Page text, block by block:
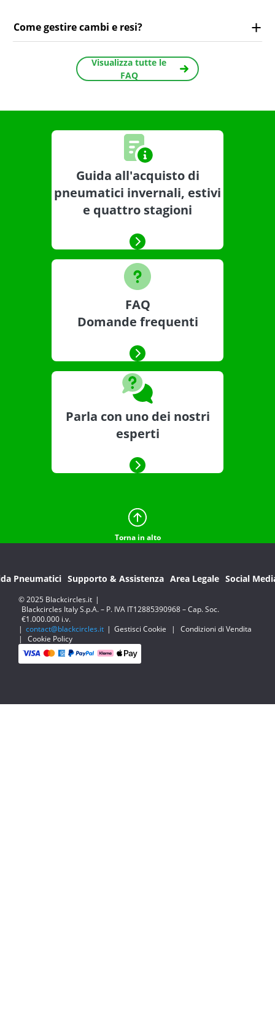
Come gestire cambi e resi?
Visualizza tutte le
FAQ
Guida all'acquisto di
pneumatici invernali, estivi
e quattro stagioni
FAQ
Domande frequenti
Parla con uno dei nostri
esperti
Torna in alto
Pneumatici Supporto & Assistenza Area Legale Social
© 2025 Blackcircles.it |
Blackcircles Italy S.p.A. – P. IVA IT12885390968 – Cap. Soc.
€1.000.000 i.v.
| contact@blackcircles.it | Gestisci Cookie |
Condizioni di Vendita
|
Cookie Policy